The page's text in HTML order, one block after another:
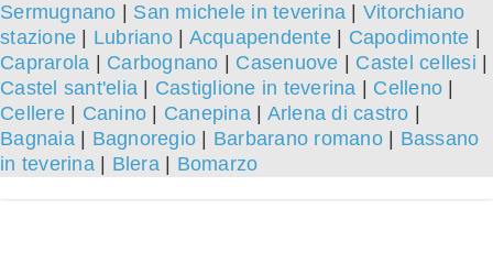
Sermugnano
San michele in teverina
Vitorchiano
stazione
Lubriano| Acquapendente| Capodimonte
Caprarola
Carbognano Casenuove Castel cellesi
Castel sant'elia
Castiglione in teverina Celleno
Cellere| Canino Canepina| Arlena di castro
Bagnaia| Bagnoregio Barbarano romano| Bassano
in teverina| Blera| Bomarzo